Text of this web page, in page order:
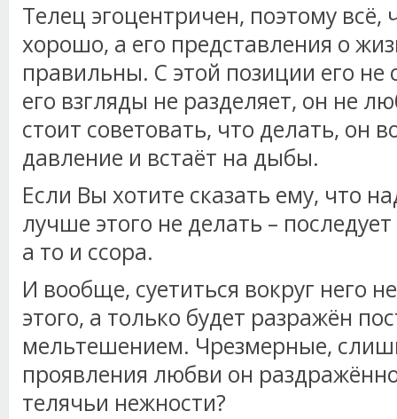
Телец эгоцентричен, поэтому всё,
хорошо, а его представления о
правильны. С этой позиции его не
его взгляды не разделяет, он не
стоит советовать, что делать, он
давление и встаёт на дыбы.
Если Вы хотите сказать ему, что
лучше этого не делать –
а то и ссора.
И вообще, суетиться вокруг него
этого, а только будет разражён
мельтешением. Чрезмерные,
проявления любви он
телячьи нежности?